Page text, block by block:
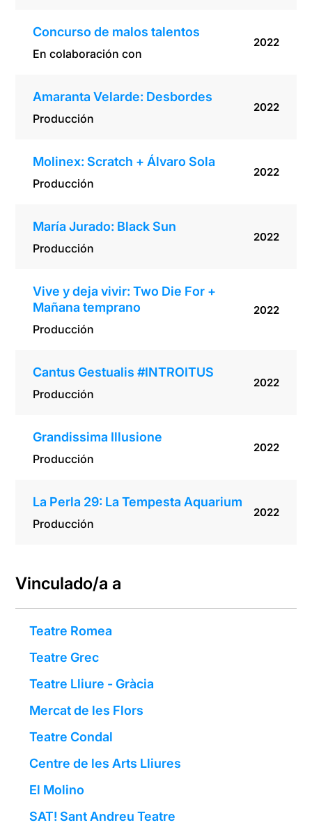
Concurso de malos talentos
En colaboración con
2022
Amaranta Velarde: Desbordes
Producción
2022
Molinex: Scratch + Álvaro Sola
Producción
2022
María Jurado: Black Sun
Producción
2022
Vive y deja vivir: Two Die For +
Mañana temprano
Producción
2022
Cantus Gestualis #INTROITUS
Producción
2022
Grandissima Illusione
Producción
2022
La Perla 29: La Tempesta Aquarium
Producción
2022
Vinculado/a a
Teatre Romea
Teatre Grec
Teatre Lliure - Gràcia
Mercat de les Flors
Teatre Condal
Centre de les Arts Lliures
El Molino
SAT! Sant Andreu Teatre